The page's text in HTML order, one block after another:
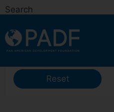
Search
Reset